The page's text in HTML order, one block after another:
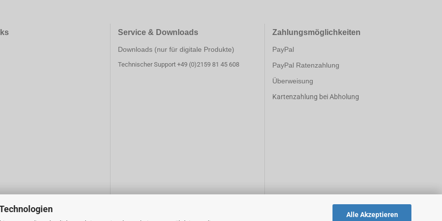
Alle Akzeptieren
Service & Downloads
Downloads (nur für digitale Produkte)
Technischer Support +49 (0)2159 81 45 608
Zahlungsmöglichkeiten
PayPal
PayPal Ratenzahlung
Überweisung
Kartenzahlung bei Abholung